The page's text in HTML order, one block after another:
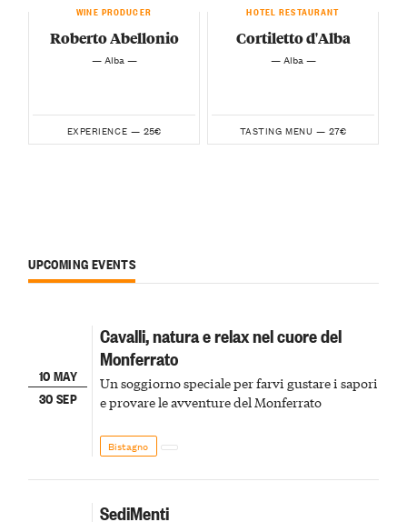
WINE PRODUCER
Roberto Abellonio
— Alba —
EXPERIENCE — 25€
HOTEL RESTAURANT
Cortiletto d'Alba
— Alba —
TASTING MENU — 27€
UPCOMING EVENTS
10 MAY
30 SEP
Cavalli, natura e relax nel cuore del
Monferrato
Un soggiorno speciale per farvi gustare i sapori
e provare le avventure del Monferrato
Bistagno
SediMenti